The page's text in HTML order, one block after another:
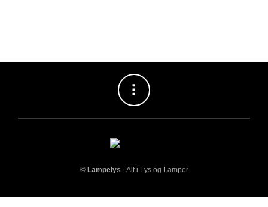
© Lampelys - Alt i Lys og Lamper